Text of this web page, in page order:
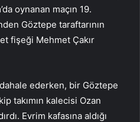
oynanan maçın 19.
Göztepe taraftarının
fişeği Mehmet Çakır
ederken, bir Göztepe
takımın kalecisi Ozan
Evrim kafasına aldığı